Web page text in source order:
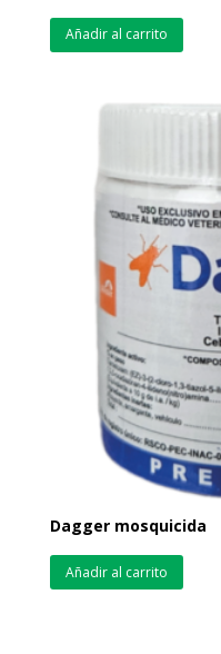
Añadir al carrito
Dagger mosquicida
Añadir al carrito